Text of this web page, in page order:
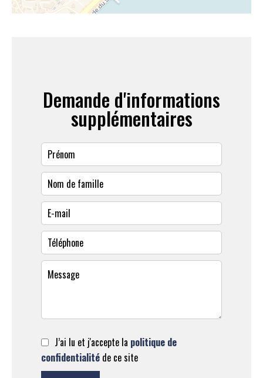
Demande d'informations
supplémentaires
J’ai lu et j'accepte la politique de
confidentialité de ce site